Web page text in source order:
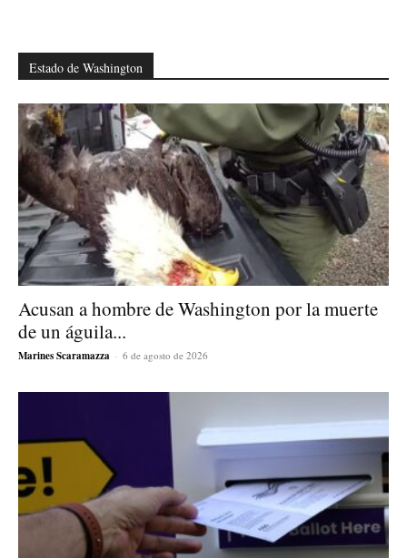
Estado de Washington
Acusan a hombre de Washington por la muerte
de un águila...
Marines Scaramazza - 6 de agosto de 2026